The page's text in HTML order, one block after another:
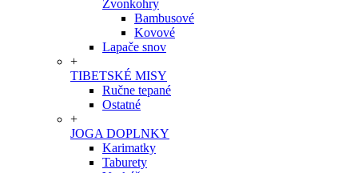
Zvonkohry
Bambusové
Kovové
Lapače snov
+
TIBETSKÉ MISY
Ručne tepané
Ostatné
+
JOGA DOPLNKY
Karimatky
Taburety